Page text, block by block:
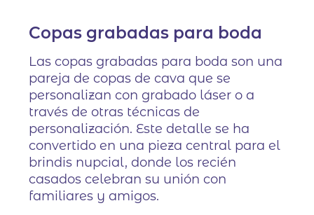
Copas grabadas para boda
Las copas grabadas para boda son una
pareja de copas de cava que se
personalizan con grabado láser o a
través de otras técnicas de
personalización. Este detalle se ha
convertido en una pieza central para el
brindis nupcial, donde los recién
casados celebran su unión con
familiares y amigos.